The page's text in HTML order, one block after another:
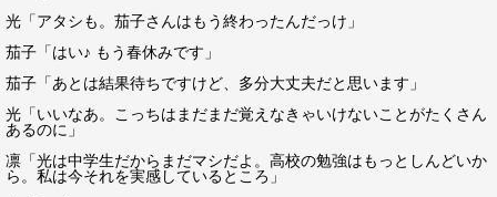
光「アタシも。茄子さんはもう終わったんだっけ」
茄子「はい♪ もう春休みです」
茄子「あとは結果待ちですけど、多分大丈夫だと思います」
光「いいなあ。こっちはまだまだ覚えなきゃいけないことがたくさん
あるのに」
凛「光は中学生だからまだマシだよ。高校の勉強はもっとしんどいか
ら。私は今それを実感しているところ」